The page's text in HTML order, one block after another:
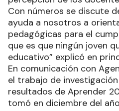
Con números se discute
ayuda a nosotros a
pedagógicas para el
que es que ningún joven
educativo” explicó en
En comunicación con
el trabajo de
resultados de Aprender
tomó en diciembre del